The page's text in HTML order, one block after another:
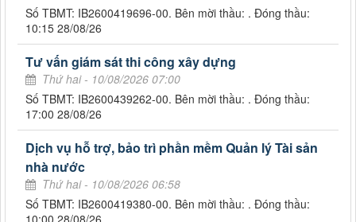
Số TBMT: IB2600419696-00. Bên mời thầu: . Đóng thầu:
10:15 28/08/26
Tư vấn giám sát thi công xây dựng
Thứ hai - 10/08/2026 07:00
Số TBMT: IB2600439262-00. Bên mời thầu: . Đóng thầu:
17:00 28/08/26
Dịch vụ hỗ trợ, bảo trì phần mềm Quản lý Tài sản
nhà nước
Thứ hai - 10/08/2026 06:58
Số TBMT: IB2600419380-00. Bên mời thầu: . Đóng thầu: